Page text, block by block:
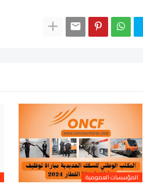
المؤسسات العمومية